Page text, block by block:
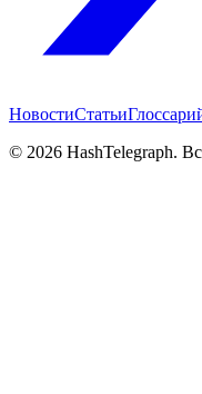
НовостиСтатьи
© 2026 HashTelegraph.